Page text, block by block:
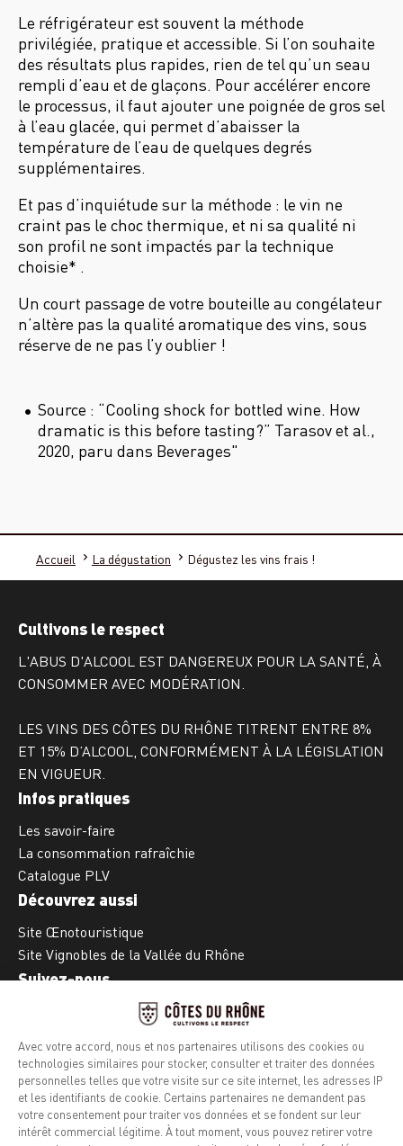
Le réfrigérateur est souvent la méthode
privilégiée, pratique et accessible. Si l’on souhaite
des résultats plus rapides, rien de tel qu’un seau
rempli d’eau et de glaçons. Pour accélérer encore
le processus, il faut ajouter une poignée de gros sel
à l’eau glacée, qui permet d’abaisser la
température de l’eau de quelques degrés
supplémentaires.
Et pas d’inquiétude sur la méthode : le vin ne
craint pas le choc thermique, et ni sa qualité ni
son profil ne sont impactés par la technique
choisie* .
Un court passage de votre bouteille au congélateur
n’altère pas la qualité aromatique des vins, sous
réserve de ne pas l’y oublier !
Source : “Cooling shock for bottled wine. How
dramatic is this before tasting?” Tarasov et al.,
2020, paru dans Beverages"
Accueil La dégustation Dégustez les vins frais !
Cultivons le respect
L'ABUS D'ALCOOL EST DANGEREUX POUR LA SANTÉ, À
CONSOMMER AVEC MODÉRATION.
LES VINS DES CÔTES DU RHÔNE TITRENT ENTRE 8%
ET 15% D’ALCOOL, CONFORMÉMENT À LA LÉGISLATION
EN VIGUEUR.
Infos pratiques
Les savoir-faire
La consommation rafraîchie
Catalogue PLV
Découvrez aussi
Site Œnotouristique
Site Vignobles de la Vallée du Rhône
Suivez-nous